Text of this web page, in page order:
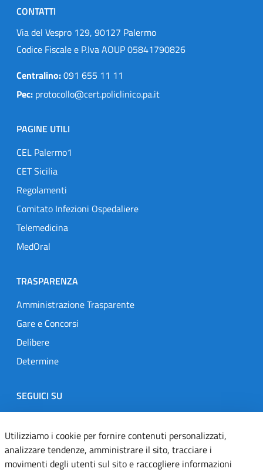
CONTATTI
Via del Vespro 129, 90127 Palermo
Codice Fiscale e P.Iva AOUP 05841790826
Centralino:091 655 11 11
Pec: protocollo@cert.policlinico.pa.it
PAGINE UTILI
CEL Palermo1
CET Sicilia
Regolamenti
Comitato Infezioni Ospedaliere
Telemedicina
MedOral
TRASPARENZA
Amministrazione Trasparente
Gare e Concorsi
Delibere
Determine
SEGUICI SU
Designers Italia
TwitterInstagramYoutubeLinkedin
Utilizziamo i cookie per fornire contenuti personalizzati,
analizzare tendenze, amministrare il sito, tracciare i
movimenti degli utenti sul sito e raccogliere informazioni